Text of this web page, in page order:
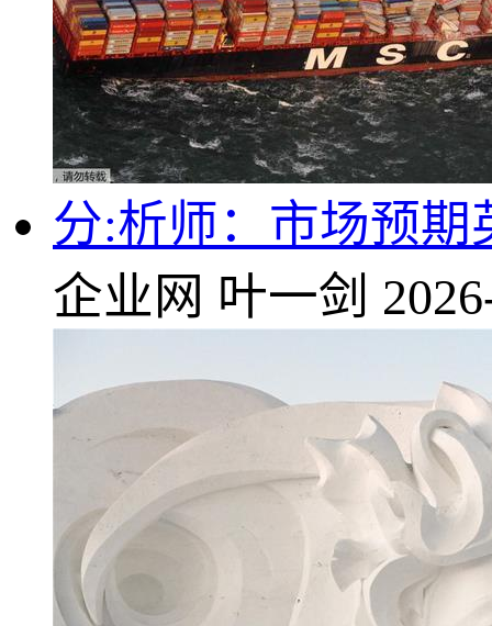
分:析师：市场预
企业网 叶一剑